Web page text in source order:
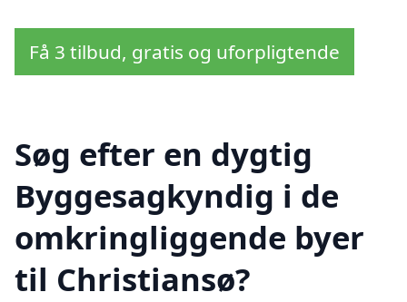
Få 3 tilbud, gratis og uforpligtende
Søg efter en dygtig
Byggesagkyndig i de
omkringliggende byer
til Christiansø?